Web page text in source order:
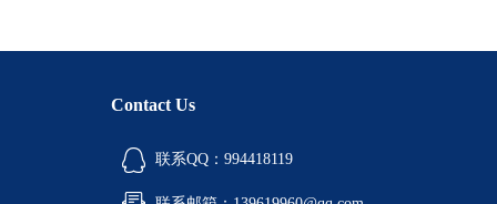
Contact Us
联系QQ：994418119